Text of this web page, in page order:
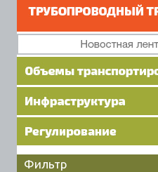
Фильтр